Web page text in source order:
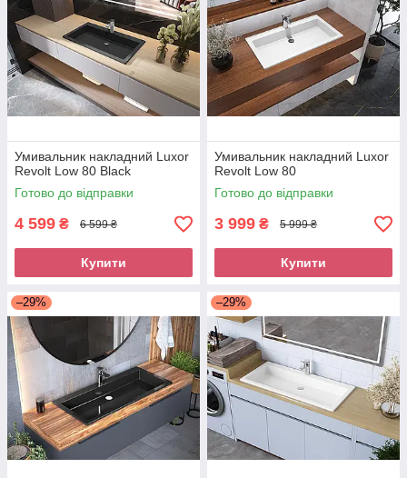
Умивальник накладний Luxor
Revolt Low 80 Black
Готово до відправки
4 599 ₴ 6 599 ₴
Купити
Умивальник накладний Luxor
Revolt Low 80
Готово до відправки
3 999 ₴ 5 999 ₴
Купити
–29% –29%